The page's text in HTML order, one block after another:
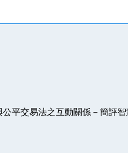
公平交易法之互動關係－簡評